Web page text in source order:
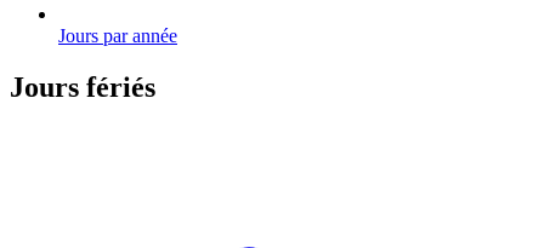
Jours par année
Jours fériés